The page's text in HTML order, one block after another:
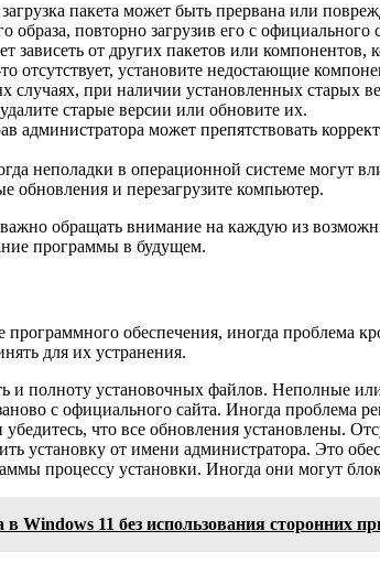
пакета может быть прервана или
образа, повторно загрузив его с официального
зависеть от других пакетов или компонентов,
отсутствует, установите недостающие
случаях, при наличии установленных старых
старые версии или обновите их.
администратора может препятствовать
неполадки в операционной системе могут
и перезагрузите компьютер.
обращать внимание на каждую из
программы в будущем.
программного обеспечения, иногда проблема
для их устранения.
и полноту установочных файлов. Неполные
с официального сайта. Иногда проблема
что все обновления установлены.
установку от имени администратора. Это
процессу установки. Иногда они могут
Windows 11 без использования сторонних